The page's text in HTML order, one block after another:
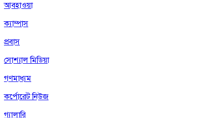
আবহাওয়া
ক্যাম্পাস
প্রবাস
সোশ্যাল মিডিয়া
গণমাধ্যম
কর্পোরেট নিউজ
গ্যালারি